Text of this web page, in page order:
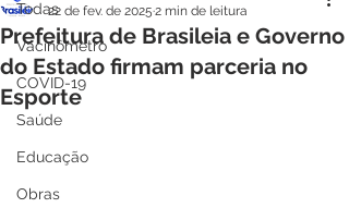
Todas
Vacinômetro
COVID-19
Saúde
Educação
Obras
Prefeitura de Brasileia e Governo
do Estado firmam parceria no
Esporte
22 de fev. de 2025 2 min de leitura